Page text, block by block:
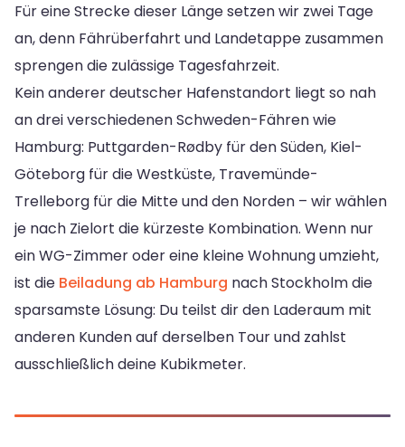
Für eine Strecke dieser Länge setzen wir zwei Tage
an, denn Fährüberfahrt und Landetappe zusammen
sprengen die zulässige Tagesfahrzeit.
Kein anderer deutscher Hafenstandort liegt so nah
an drei verschiedenen Schweden-Fähren wie
Hamburg: Puttgarden-Rødby für den Süden, Kiel-
Göteborg für die Westküste, Travemünde-
Trelleborg für die Mitte und den Norden – wir wählen
je nach Zielort die kürzeste Kombination. Wenn nur
ein WG-Zimmer oder eine kleine Wohnung umzieht,
ist die Beiladung ab Hamburg nach Stockholm die
sparsamste Lösung: Du teilst dir den Laderaum mit
anderen Kunden auf derselben Tour und zahlst
ausschließlich deine Kubikmeter.